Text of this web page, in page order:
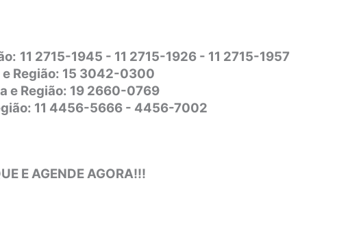
11 2715-1945 - 11 2715-1926 - 11 2715-1957
e Região: 15 3042-0300
e Região: 19 2660-0769
11 4456-5666 - 4456-7002
E AGENDE AGORA!!!